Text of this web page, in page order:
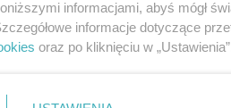
informacjami, abyś mógł
informacje dotyczące
oraz po kliknięciu w